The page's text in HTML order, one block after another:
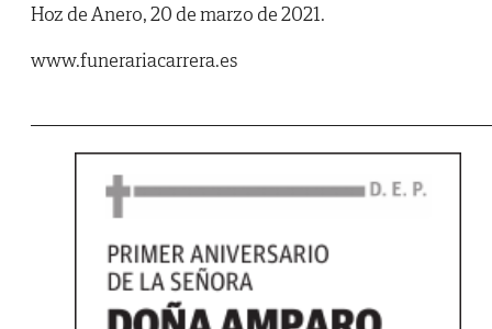
Hoz de Anero, 20 de marzo de 2021.
www.funerariacarrera.es